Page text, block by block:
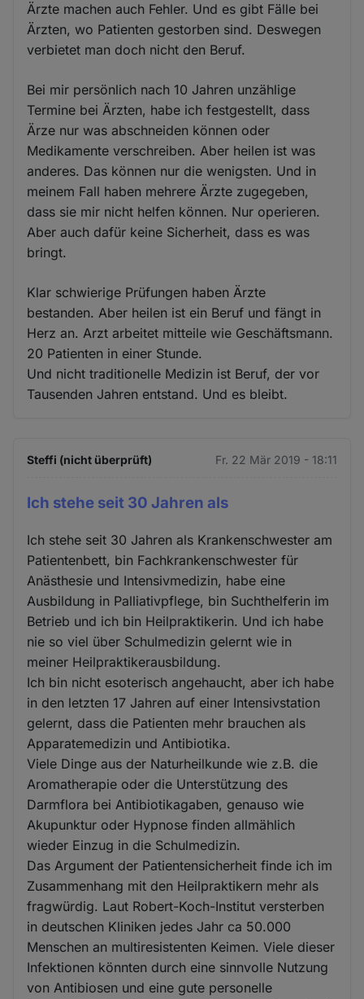
Ärzte machen auch Fehler. Und es gibt Fälle bei
Ärzten, wo Patienten gestorben sind. Deswegen
verbietet man doch nicht den Beruf.
Bei mir persönlich nach 10 Jahren unzählige
Termine bei Ärzten, habe ich festgestellt, dass
Ärze nur was abschneiden können oder
Medikamente verschreiben. Aber heilen ist was
anderes. Das können nur die wenigsten. Und in
meinem Fall haben mehrere Ärzte zugegeben,
dass sie mir nicht helfen können. Nur operieren.
Aber auch dafür keine Sicherheit, dass es was
bringt.
Klar schwierige Prüfungen haben Ärzte
bestanden. Aber heilen ist ein Beruf und fängt in
Herz an. Arzt arbeitet mitteile wie Geschäftsmann.
20 Patienten in einer Stunde.
Und nicht traditionelle Medizin ist Beruf, der vor
Tausenden Jahren entstand. Und es bleibt.
Steffi (nicht überprüft) Fr. 22 Mär 2019 - 18:11
Ich stehe seit 30 Jahren als
Ich stehe seit 30 Jahren als Krankenschwester am
Patientenbett, bin Fachkrankenschwester für
Anästhesie und Intensivmedizin, habe eine
Ausbildung in Palliativpflege, bin Suchthelferin im
Betrieb und ich bin Heilpraktikerin. Und ich habe
nie so viel über Schulmedizin gelernt wie in
meiner Heilpraktikerausbildung.
Ich bin nicht esoterisch angehaucht, aber ich habe
in den letzten 17 Jahren auf einer Intensivstation
gelernt, dass die Patienten mehr brauchen als
Apparatemedizin und Antibiotika.
Viele Dinge aus der Naturheilkunde wie z.B. die
Aromatherapie oder die Unterstützung des
Darmflora bei Antibiotikagaben, genauso wie
Akupunktur oder Hypnose finden allmählich
wieder Einzug in die Schulmedizin.
Das Argument der Patientensicherheit finde ich im
Zusammenhang mit den Heilpraktikern mehr als
fragwürdig. Laut Robert-Koch-Institut versterben
in deutschen Kliniken jedes Jahr ca 50.000
Menschen an multiresistenten Keimen. Viele dieser
Infektionen könnten durch eine sinnvolle Nutzung
von Antibiosen und eine gute personelle